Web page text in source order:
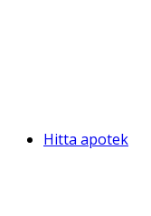
Hitta apotek